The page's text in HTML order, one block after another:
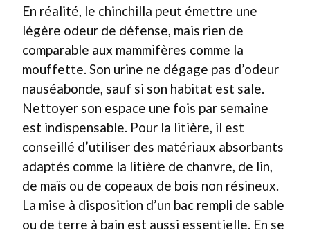
En réalité, le chinchilla peut émettre une
légère odeur de défense, mais rien de
comparable aux mammifères comme la
mouffette. Son urine ne dégage pas d’odeur
nauséabonde, sauf si son habitat est sale.
Nettoyer son espace une fois par semaine
est indispensable. Pour la litière, il est
conseillé d’utiliser des matériaux absorbants
adaptés comme la litière de chanvre, de lin,
de maïs ou de copeaux de bois non résineux.
La mise à disposition d’un bac rempli de sable
ou de terre à bain est aussi essentielle. En se